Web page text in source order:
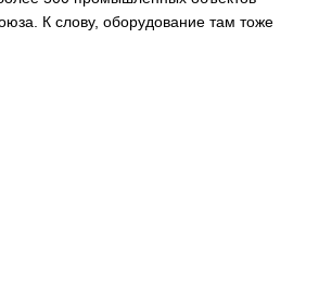
К слову, оборудование там тоже